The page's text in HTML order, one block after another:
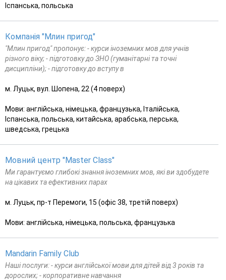
Іспанська, польська
Компанія "Млин пригод"
"Млин пригод" пропонує: - курси іноземних мов для учнів
різного віку; - підготовку до ЗНО (гуманітарні та точні
дисципліни); - підготовку до вступу в
м. Луцьк, вул. Шопена, 22 (4 поверх)
Мови: англійська, німецька, французька, Італійська,
Іспанська, польська, китайська, арабська, перська,
шведська, грецька
Мовний центр "Master Class"
Ми гарантуємо глибокі знання іноземних мов, які ви здобудете
на цікавих та ефективних парах
м. Луцьк, пр-т Перемоги, 15 (офіс 38, третій поверх)
Мови: англійська, німецька, польська, французька
Mandarin Family Club
Наші послуги: - курси англійської мови для дітей від 3 років та
дорослих; - корпоративне навчання